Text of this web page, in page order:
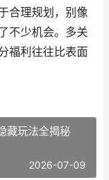
合理规划，别像
不少机会。多关
福利往往比表面
藏玩法全揭秘
2026-07-09